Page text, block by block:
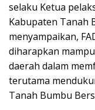
selaku Ketua
Kabupaten Tanah
menyampaikan,
diharapkan
daerah dalam
terutama
Tanah Bumbu